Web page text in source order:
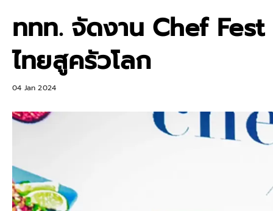
ททท. จัดงาน Chef
ไทยสูครัวโลก
04 Jan 2024